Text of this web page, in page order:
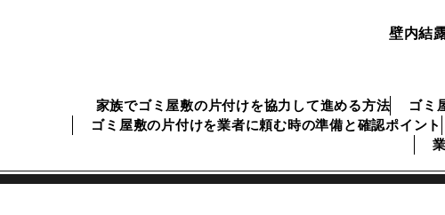
壁内結
家族でゴミ屋敷の片付けを協力して進める方法 ゴミ
ゴミ屋敷の片付けを業者に頼む時の準備と確認ポイント